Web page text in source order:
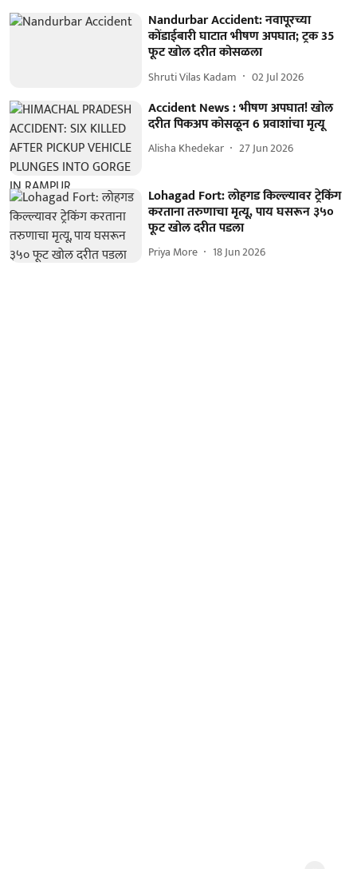
Nandurbar Accident: नवापूरच्या
कोंडाईबारी घाटात भीषण अपघात; ट्रक 35
फूट खोल दरीत कोसळला
Shruti Vilas Kadam 02 Jul 2026
Accident News : भीषण अपघात! खोल
दरीत पिकअप कोसळून 6 प्रवाशांचा मृत्यू
Alisha Khedekar 27 Jun 2026
Lohagad Fort: लोहगड किल्ल्यावर ट्रेकिंग
करताना तरुणाचा मृत्यू, पाय घसरून ३५०
फूट खोल दरीत पडला
Priya More 18 Jun 2026